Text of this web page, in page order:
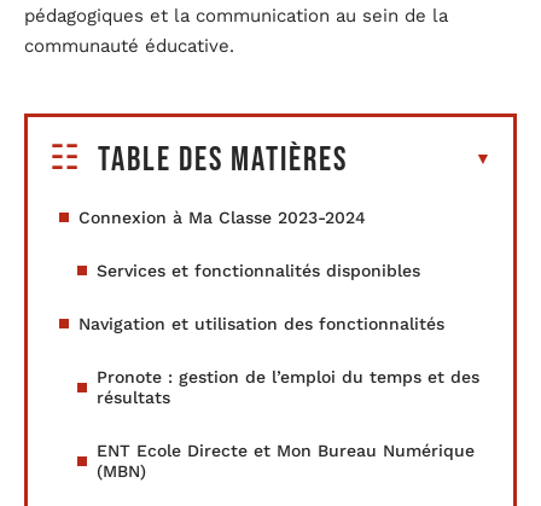
pédagogiques et la communication au sein de la
communauté éducative.
Table des matières
Connexion à Ma Classe 2023-2024
Services et fonctionnalités disponibles
Navigation et utilisation des fonctionnalités
Pronote : gestion de l’emploi du temps et des
résultats
ENT Ecole Directe et Mon Bureau Numérique
(MBN)